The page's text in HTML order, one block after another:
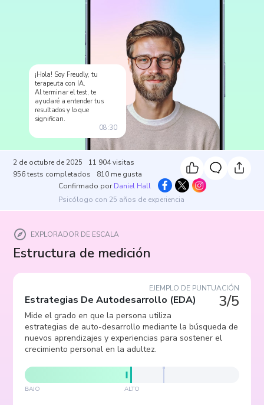
¡Hola! Soy Freudly, tu
terapeuta con IA.
Al terminar el test, te
ayudaré a entender tus
resultados y lo que
significan.
08:30
2 de octubre de 2025 11 904visitas
956 tests completados 810 me gusta
Confirmado por Daniel Hall
Psicólogo con 25 años de experiencia
EXPLORADOR DE ESCALA
Estructura de medición
EJEMPLO DE PUNTUACIÓN
3/5
Estrategias De Autodesarrollo (EDA)
Mide el grado en que la persona utiliza
estrategias de auto-desarrollo mediante la búsqueda de
nuevos aprendizajes y experiencias para sostener el
crecimiento personal en la adultez.
BAJO ALTO